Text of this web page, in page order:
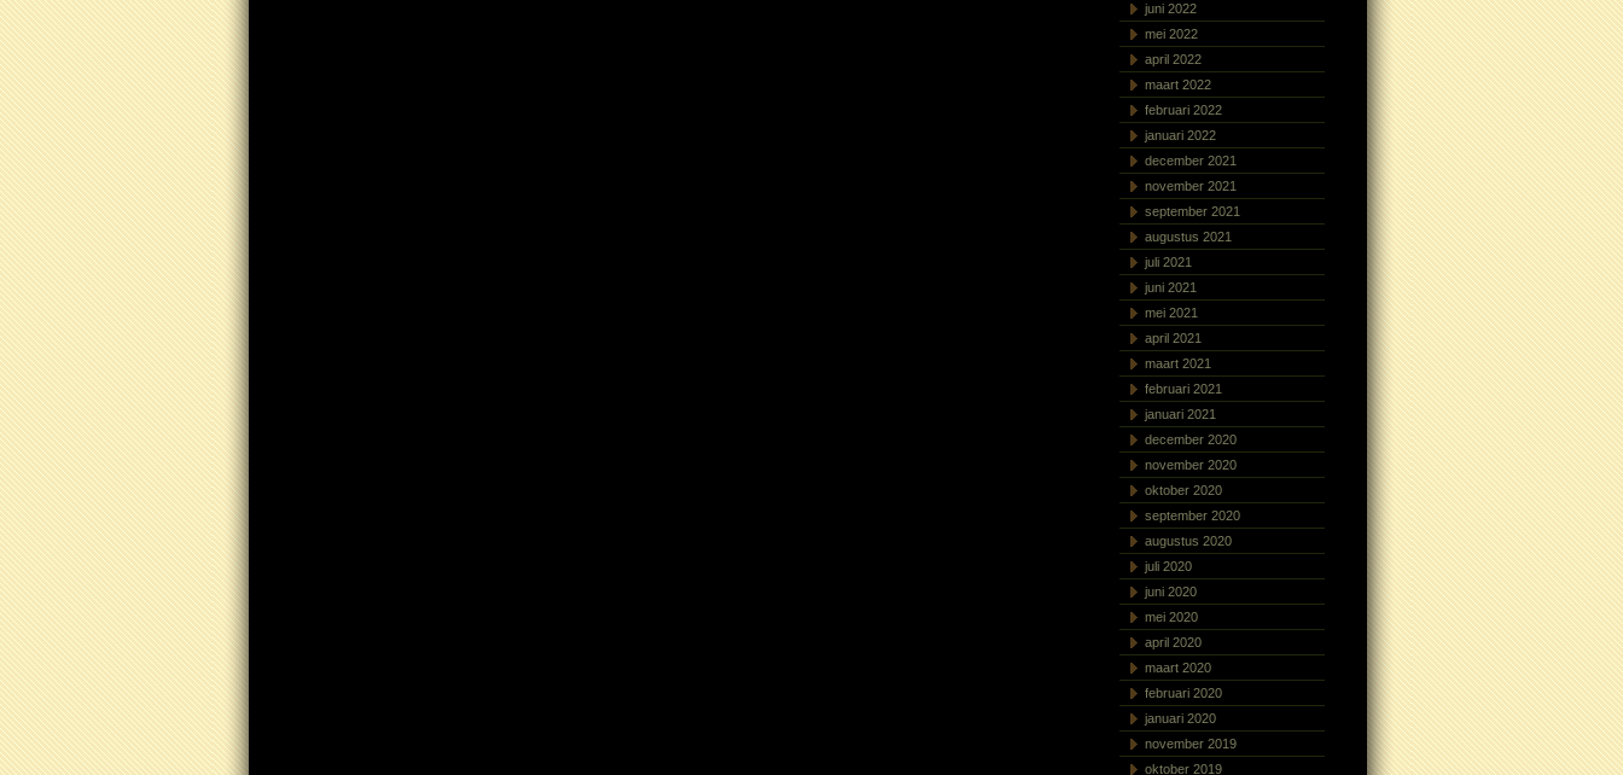
juni 2022
mei 2022
april 2022
maart 2022
februari 2022
januari 2022
december 2021
november 2021
september 2021
augustus 2021
juli 2021
juni 2021
mei 2021
april 2021
maart 2021
februari 2021
januari 2021
december 2020
november 2020
oktober 2020
september 2020
augustus 2020
juli 2020
juni 2020
mei 2020
april 2020
maart 2020
februari 2020
januari 2020
november 2019
oktober 2019